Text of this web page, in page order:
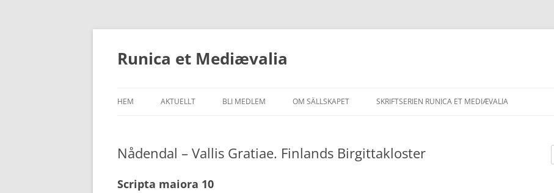
Runica et Mediævalia
till
HEM AKTUELLT BLI MEDLEM OM SÄLLSKAPET
PROTOKOLL
SKRIFTSERIEN RUNICA ET MEDIÆVALIA
SCRIPTA MINORA
Nådendal – Vallis Gratiae. Finlands Birgittakloster
Scripta maiora 10